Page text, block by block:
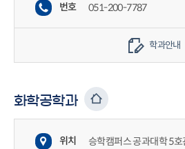
번호
051-200-7787
학과안내
화학공학과
위치
승학캠퍼스 공과대학 5